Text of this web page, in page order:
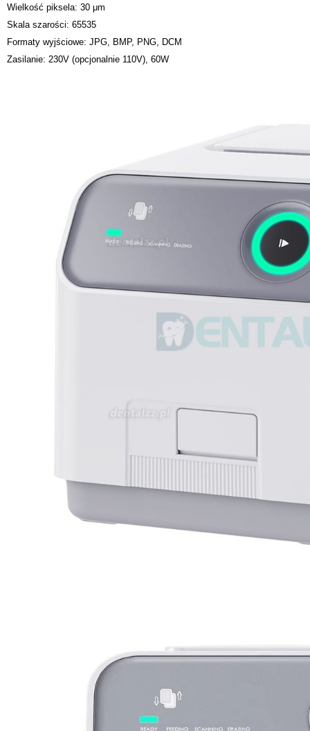
Wielkość piksela: 30 μm
Skala szarości: 65535
Formaty wyjściowe: JPG, BMP, PNG, DCM
Zasilanie: 230V (opcjonalnie 110V), 60W